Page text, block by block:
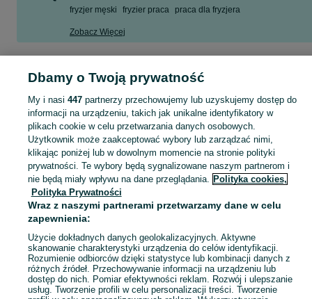
fryzjer męski
fryzier praca praca dla fryzjera
Zobacz Więcej
Umiejętności techniczne i interpersonalne w
Aby zacząć pracę fryzjera albo pracę barbera należy, albo ukończyć szkołę
Poza zdolnościami manualnymi ważna jest umiejętność zrozumienia
Praca na etacie vs freelancing – zarobki i
Praca w salonie fryzjerskim oznacza z jednej strony komfort związany z
Statystyki wskazują, że mediana (wartość środkowa) zarobków na
W przypadku pracy fryzjera albo pracy barbera na tzw. freelancingu trzeba
Perspektywy zawodowe w branży fryzjerskiej i
Rynek usług fryzjerskich dynamicznie się rozwija, dlatego specjaliści mają
Praca fryzjer, praca barber – oferty pracy w
Praca na pełen etat fryzjer to wygoda, ponieważ nie trzeba szukać
Mapa kategorii
Mapa miejscowości
Mapa ministron
Popularne wyszukiwania
Dbamy o Twoją prywatność
My i nasi 447partnerzy przechowujemy lub uzyskujemy dostęp do
informacji na urządzeniu, takich jak unikalne identyfikatory w
plikach cookie w celu przetwarzania danych osobowych.
Użytkownik może zaakceptować wybory lub zarządzać nimi,
klikając poniżej lub w dowolnym momencie na stronie polityki
prywatności. Te wybory będą sygnalizowane naszym partnerom i
nie będą miały wpływu na dane przeglądania. Polityka cookies,
Polityka Prywatności
Wraz z naszymi partnerami przetwarzamy dane w celu
zapewnienia:
Użycie dokładnych danych geolokalizacyjnych. Aktywne
skanowanie charakterystyki urządzenia do celów identyfikacji.
Rozumienie odbiorców dzięki statystyce lub kombinacji danych z
różnych źródeł. Przechowywanie informacji na urządzeniu lub
dostęp do nich. Pomiar efektywności reklam. Rozwój i ulepszanie
usług. Tworzenie profili w celu personalizacji treści. Tworzenie